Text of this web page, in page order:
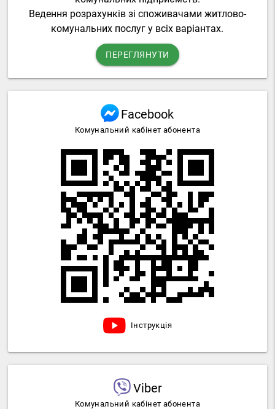
Ведення розрахунків зі споживачами житлово-
комунальних послуг у всіх варіантах.
ПЕРЕГЛЯНУТИ
Facebook
Комунальний кабінет абонента
Інструкція
Viber
Комунальний кабінет абонента